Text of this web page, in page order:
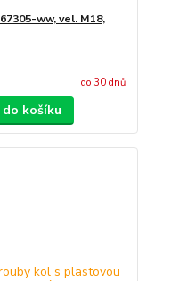
ww, vel. M18,
do 30 dnů
košíku